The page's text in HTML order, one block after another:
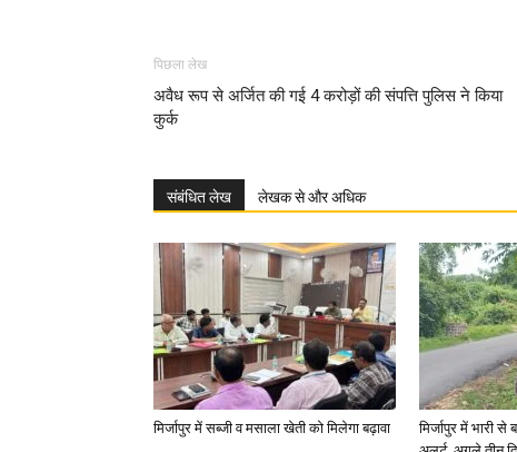
पिछला लेख
अवैध रूप से अर्जित की गई 4 करोड़ों की संपत्ति पुलिस ने किया
कुर्क
संबंधित लेख लेखक से और अधिक
मिर्जापुर में सब्जी व मसाला खेती को मिलेगा बढ़ावा
मिर्जापुर में भारी